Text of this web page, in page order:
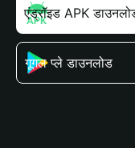
एंड्रॉइड APK
गूगल प्ले डाउनलोड